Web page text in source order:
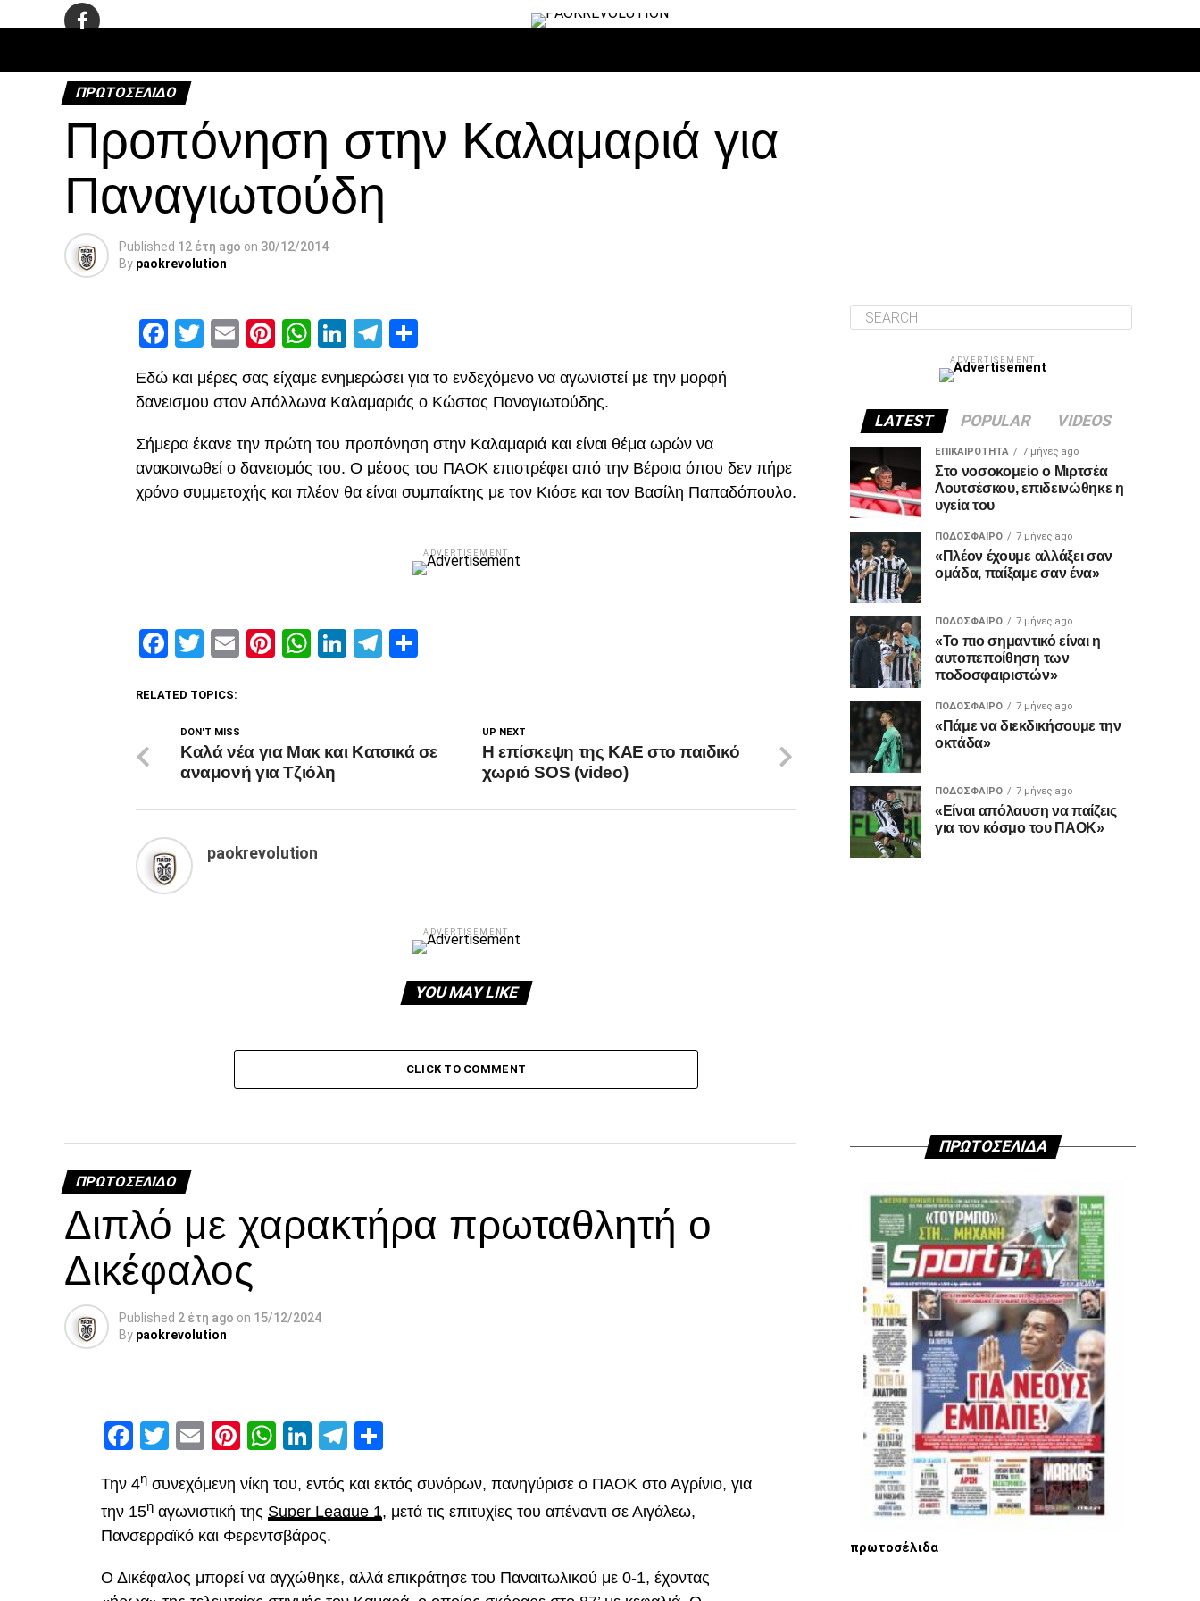
ΠΡΩΤΟΣΈΛΙΔΟ
Προπόνηση στην Καλαμαριά για
Παναγιωτούδη
Published 12 έτη ago on 30/12/2014
By paokrevolution
Facebook
Twitter
EmailPinterest
WhatsApp
LinkedIn
Telegram
Εδώ και μέρες σας είχαμε ενημερώσει για το ενδεχόμενο να αγωνιστεί με την μορφή
δανεισμου στον Απόλλωνα Καλαμαριάς ο Κώστας Παναγιωτούδης.
Σήμερα έκανε την πρώτη του προπόνηση στην Καλαμαριά και είναι θέμα ωρών να
ανακοινωθεί ο δανεισμός του. Ο μέσος του ΠΑΟΚ επιστρέφει από την Βέροια όπου δεν πήρε
χρόνο συμμετοχής και πλέον θα είναι συμπαίκτης με τον Κιόσε και τον Βασίλη Παπαδόπουλο.
ADVERTISEMENT
Facebook
Twitter
EmailPinterest
WhatsApp
LinkedIn
Telegram
RELATED TOPICS:
UP NEXT
H επίσκεψη της ΚΑΕ στο παιδικό
χωριό SOS (video)
DON'T MISS
Καλά νέα για Μακ και Κατσικά σε
αναμονή για Τζιόλη
paokrevolution
ADVERTISEMENT
YOU MAY LIKE
CLICK TO COMMENT
ΠΡΩΤΟΣΈΛΙΔΟ
Διπλό με χαρακτήρα πρωταθλητή ο
Δικέφαλος
Published 2 έτη ago on 15/12/2024
By paokrevolution
Facebook
Twitter
EmailPinterest
WhatsApp
LinkedIn
Telegram
Την 4η συνεχόμενη νίκη του, εντός και εκτός συνόρων, πανηγύρισε ο ΠΑΟΚ στο Αγρίνιο, για
την 15η αγωνιστική της Super League 1, μετά τις επιτυχίες του απέναντι σε Αιγάλεω,
Πανσερραϊκό και Φερεντσβάρος.
Ο Δικέφαλος μπορεί να αγχώθηκε, αλλά επικράτησε του Παναιτωλικού με 0-1, έχοντας
ADVERTISEMENT
LATEST POPULAR VIDEOS
ΕΠΙΚΑΙΡΌΤΗΤΑ 7 μήνες ago
Στο νοσοκομείο ο Μιρτσέα
Λουτσέσκου, επιδεινώθηκε η
υγεία του
ΠΟΔΌΣΦΑΙΡΟ 7 μήνες ago
«Πλέον έχουμε αλλάξει σαν
ομάδα, παίξαμε σαν ένα»
ΠΟΔΌΣΦΑΙΡΟ 7 μήνες ago
«Το πιο σημαντικό είναι η
αυτοπεποίθηση των
ποδοσφαιριστών»
ΠΟΔΌΣΦΑΙΡΟ 7 μήνες ago
«Πάμε να διεκδικήσουμε την
οκτάδα»
ΠΟΔΌΣΦΑΙΡΟ 7 μήνες ago
«Είναι απόλαυση να παίζεις
για τον κόσμο του ΠΑΟΚ»
ΠΡΩΤΟΣΕΛΙΔΑ
πρωτοσέλιδα